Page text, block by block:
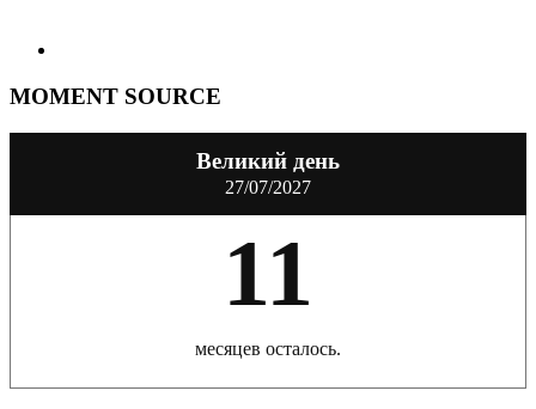
MOMENT SOURCE
Великий день
27/07/2027
11
месяцев осталось.